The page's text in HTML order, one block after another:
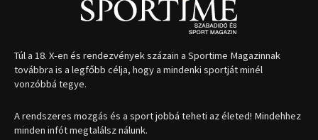
Túl a 18. X-en és rendezvények százain a Sportime Magazinnak
továbbra is a legfőbb célja, hogy a mindenki sportját minél
vonzóbbá tegye.
A rendszeres mozgás és a sport jobbá teheti az életed! Mindehhez
minden infót megtalálsz nálunk.